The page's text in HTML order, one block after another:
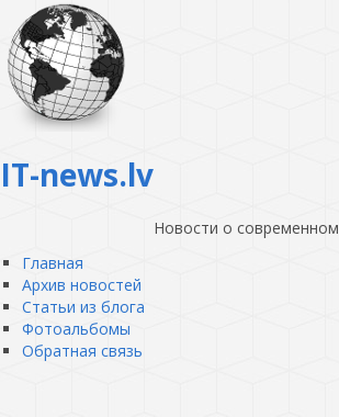
IT-news.lv
Новости о современном
Главная
Архив новостей
Статьи из блога
Фотоальбомы
Обратная связь